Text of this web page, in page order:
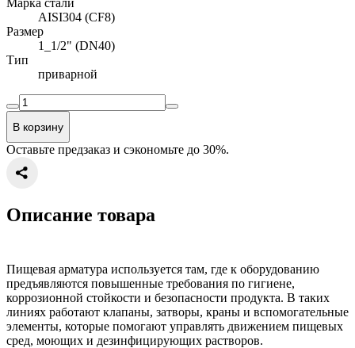
AISI304 (CF8)
Размер
1_1/2" (DN40)
Тип
приварной
В корзину
Оставьте предзаказ и сэкономьте до 30%.
Описание товара
Пищевая арматура используется там, где к оборудованию
предъявляются повышенные требования по гигиене,
коррозионной стойкости и безопасности продукта. В таких
линиях работают клапаны, затворы, краны и вспомогательные
элементы, которые помогают управлять движением пищевых
сред, моющих и дезинфицирующих растворов.